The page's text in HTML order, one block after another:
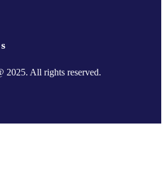
2025. All rights reserved.